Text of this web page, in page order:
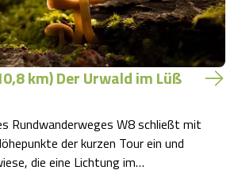
km) Der Urwald im Lüß
Rundwanderweges W8 schließt mit
der kurzen Tour ein und
die eine Lichtung im